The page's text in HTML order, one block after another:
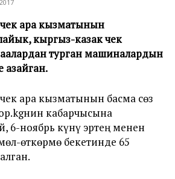
ара кызматынын
кыргыз-казак чек
турган машиналардын
азайган.
ара кызматынын басма сөз
кабарчысына
6-ноябрь күнү эртең менен
өткөрмө бекетинде 65